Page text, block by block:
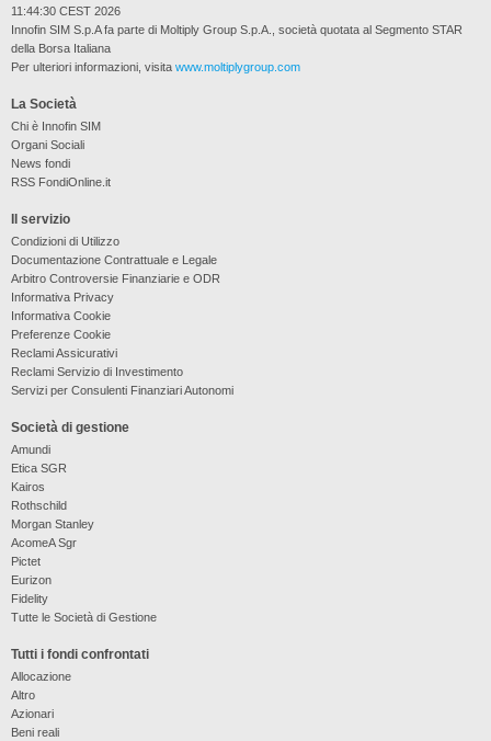
La Società
Chi è Innofin SIM
Organi Sociali
News fondi
RSS FondiOnline.it
Il servizio
Condizioni di Utilizzo
Documentazione Contrattuale e Legale
Arbitro Controversie Finanziarie e ODR
Informativa Privacy
Informativa Cookie
Preferenze Cookie
Reclami Assicurativi
Reclami Servizio di Investimento
Servizi per Consulenti Finanziari Autonomi
Società di gestione
Amundi
Etica SGR
Kairos
Rothschild
Morgan Stanley
AcomeA Sgr
Pictet
Eurizon
Fidelity
Tutte le Società di Gestione
Tutti i fondi confrontati
Allocazione
Altro
Azionari
Beni reali
11:44:30 CEST 2026
Innofin SIM S.p.A fa parte di Moltiply Group S.p.A., società quotata al Segmento STAR
della Borsa Italiana
Per ulteriori informazioni, visita www.moltiplygroup.com